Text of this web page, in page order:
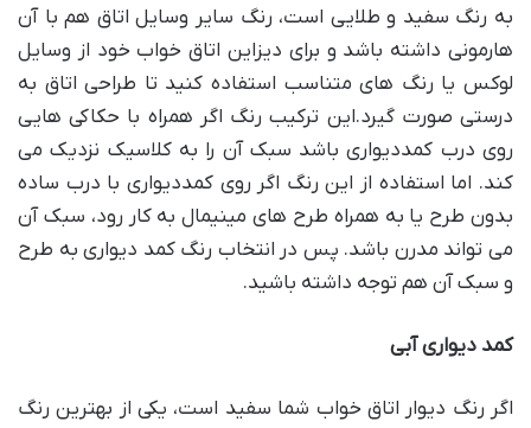
به رنگ سفید و طلایی است، رنگ سایر وسایل اتاق هم با آن
هارمونی داشته باشد و برای دیزاین اتاق خواب خود از وسایل
لوکس یا رنگ های متناسب استفاده کنید تا طراحی اتاق به
درستی صورت گیرد.این ترکیب رنگ اگر همراه با حکاکی هایی
روی درب کمددیواری باشد سبک آن را به کلاسیک نزدیک می
کند. اما استفاده از این رنگ اگر روی کمددیواری با درب ساده
بدون طرح یا به همراه طرح های مینیمال به کار رود، سبک آن
می تواند مدرن باشد. پس در انتخاب رنگ کمد دیواری به طرح
و سبک آن هم توجه داشته باشید.
کمد دیواری آبی
اگر رنگ دیوار اتاق خواب شما سفید است، یکی از بهترین رنگ